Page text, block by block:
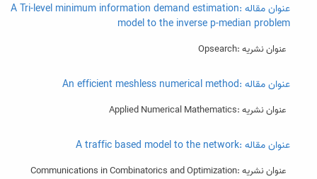
عنوان مقاله :A Tri‑level minimum information demand estimation
model to the inverse p‑median problem
عنوان نشریه :Opsearch
عنوان مقاله :An efficient meshless numerical method
عنوان نشریه :Applied Numerical Mathematics
عنوان مقاله :A traffic based model to the network
عنوان نشریه :Communications in Combinatorics and Optimization